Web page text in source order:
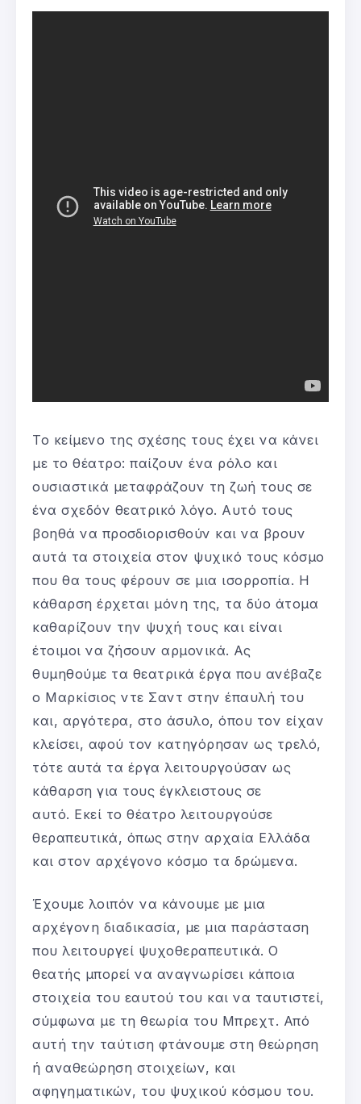
Το κείμενο της σχέσης τους έχει να κάνει
με το θέατρο: παίζουν ένα ρόλο και
ουσιαστικά μεταφράζουν τη ζωή τους σε
ένα σχεδόν θεατρικό λόγο. Αυτό τους
βοηθά να προσδιορισθούν και να βρουν
αυτά τα στοιχεία στον ψυχικό τους κόσμο
που θα τους φέρουν σε μια ισορροπία. Η
κάθαρση έρχεται μόνη της, τα δύο άτομα
καθαρίζουν την ψυχή τους και είναι
έτοιμοι να ζήσουν αρμονικά. Ας
θυμηθούμε τα θεατρικά έργα που ανέβαζε
ο Μαρκίσιος ντε Σαντ στην έπαυλή του
και, αργότερα, στο άσυλο, όπου τον είχαν
κλείσει, αφού τον κατηγόρησαν ως τρελό,
τότε αυτά τα έργα λειτουργούσαν ως
κάθαρση για τους έγκλειστους σε
αυτό. Εκεί το θέατρο λειτουργούσε
θεραπευτικά, όπως στην αρχαία Ελλάδα
και στον αρχέγονο κόσμο τα δρώμενα.
Έχουμε λοιπόν να κάνουμε με μια
αρχέγονη διαδικασία, με μια παράσταση
που λειτουργεί ψυχοθεραπευτικά. Ο
θεατής μπορεί να αναγνωρίσει κάποια
στοιχεία του εαυτού του και να ταυτιστεί,
σύμφωνα με τη θεωρία του Μπρεχτ. Από
αυτή την ταύτιση φτάνουμε στη θεώρηση
ή αναθεώρηση στοιχείων, και
αφηγηματικών, του ψυχικού κόσμου του.